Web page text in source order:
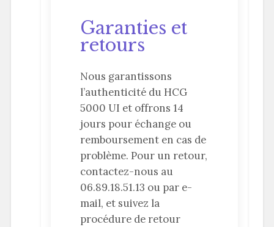
Garanties et
retours
Nous garantissons
l’authenticité du HCG
5000 UI et offrons 14
jours pour échange ou
remboursement en cas de
problème. Pour un retour,
contactez-nous au
06.89.18.51.13 ou par e-
mail, et suivez la
procédure de retour